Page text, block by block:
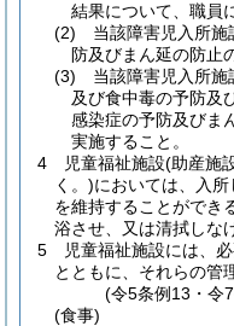
結果について、職員
(2)
当該障害児入所
防及びまん延の防止
(3)
当該障害児入所
及び食中毒の予防及
感染症の予防及びま
実施すること。
4
児童福祉施設(助産施
く。)においては、入
を維持することができ
浴させ、又は清拭しな
5
児童福祉施設には、
とともに、それらの管
(令5条例13・令
(食事)